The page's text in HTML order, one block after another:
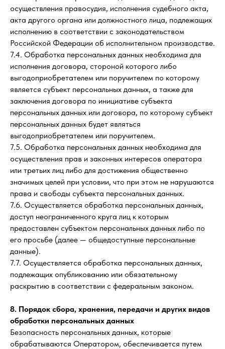
осуществления правосудия, исполнения судебного акта,
акта другого органа или должностного лица, подлежащих
исполнению в соответствии с законодательством
Российской Федерации об исполнительном производстве.
7.4. Обработка персональных данных необходима для
исполнения договора, стороной которого либо
выгодоприобретателем или поручителем по которому
является субъект персональных данных, а также для
заключения договора по инициативе субъекта
персональных данных или договора, по которому субъект
персональных данных будет являться
выгодоприобретателем или поручителем.
7.5. Обработка персональных данных необходима для
осуществления прав и законных интересов оператора
или третьих лиц либо для достижения общественно
значимых целей при условии, что при этом не нарушаются
права и свободы субъекта персональных данных.
7.6. Осуществляется обработка персональных данных,
доступ неограниченного круга лиц к которым
предоставлен субъектом персональных данных либо по
его просьбе (далее — общедоступные персональные
данные).
7.7. Осуществляется обработка персональных данных,
подлежащих опубликованию или обязательному
раскрытию в соответствии с федеральным законом.
8. Порядок сбора, хранения, передачи и других видов
обработки персональных данных
Безопасность персональных данных, которые
обрабатываются Оператором, обеспечивается путем